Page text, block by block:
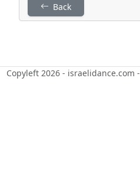
Back
Copyleft 2026 - israelidance.com -